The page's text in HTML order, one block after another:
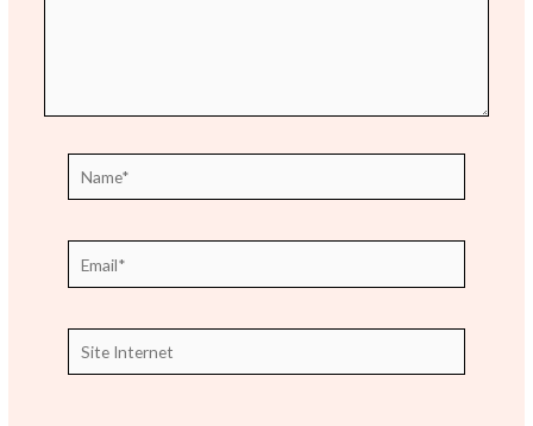
Name*
Site
Internet